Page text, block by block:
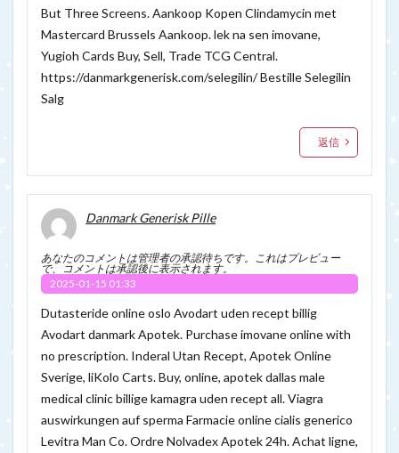
But Three Screens. Aankoop Kopen Clindamycin met
Mastercard Brussels Aankoop. lek na sen imovane,
Yugioh Cards Buy, Sell, Trade TCG Central.
https://danmarkgenerisk.com/selegilin/Bestille Selegilin
Salg
返信
Danmark Generisk Pille
あなたのコメントは管理者の承認待ちです。これはプレビュー
で、コメントは承認後に表示されます。
2025-01-15 01:33
Dutasteride online oslo Avodart uden recept billig
Avodart danmark Apotek. Purchase imovane online with
no prescription. Inderal Utan Recept, Apotek Online
Sverige, liKolo Carts. Buy, online, apotek dallas male
medical clinic billige kamagra uden recept all. Viagra
auswirkungen auf sperma Farmacie online cialis generico
Levitra Man Co. Ordre Nolvadex Apotek 24h. Achat ligne,